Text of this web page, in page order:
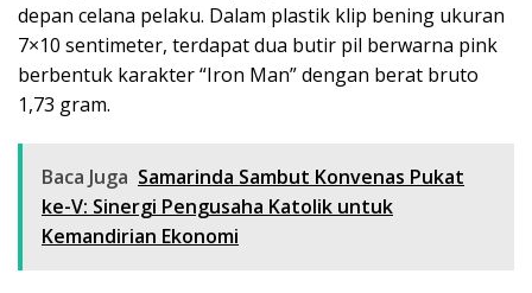
depan celana pelaku. Dalam plastik klip bening ukuran
7×10 sentimeter, terdapat dua butir pil berwarna pink
berbentuk karakter “Iron Man” dengan berat bruto
1,73 gram.
Baca Juga Samarinda Sambut Konvenas Pukat
ke-V: Sinergi Pengusaha Katolik untuk
Kemandirian Ekonomi